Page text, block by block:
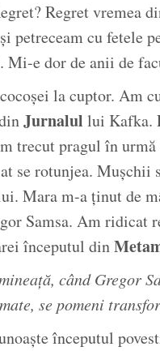
Regret vremea
petreceam cu fetele
Mi-e dor de anii de
la cuptor. Am
Jurnalul lui Kafka.
trecut pragul în
se rotunjea. Mușchii
Mara m-a ținut de
Samsa. Am ridicat
începutul din
când Gregor
se pomeni
începutul